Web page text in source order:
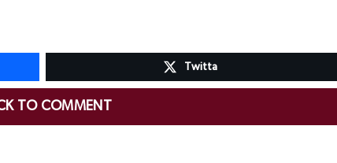
Twitta
TO COMMENT